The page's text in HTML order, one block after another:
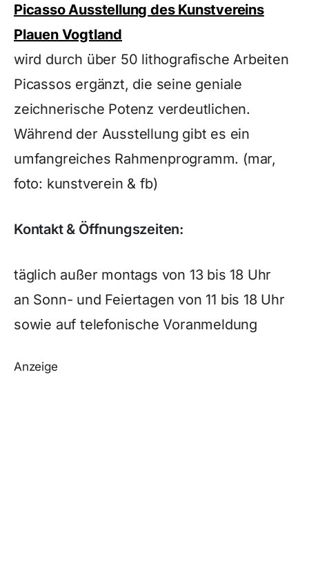
Picasso Ausstellung des Kunstvereins
Plauen Vogtland
wird durch über 50 lithografische Arbeiten
Picassos ergänzt, die seine geniale
zeichnerische Potenz verdeutlichen.
Während der Ausstellung gibt es ein
umfangreiches Rahmenprogramm. (mar,
foto: kunstverein & fb)
Kontakt & Öffnungszeiten:
täglich außer montags von 13 bis 18 Uhr
an Sonn- und Feiertagen von 11 bis 18 Uhr
sowie auf telefonische Voranmeldung
Anzeige